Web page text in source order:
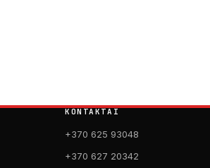
KONTAKTAI
+370 625 93048
+370 627 20342